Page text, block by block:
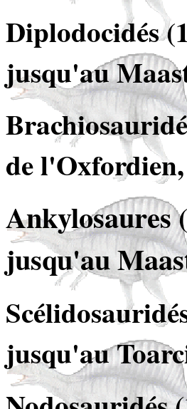
Diplodocidés
jusqu'au
de
Ankylosaures
jusqu'au
jusqu'au